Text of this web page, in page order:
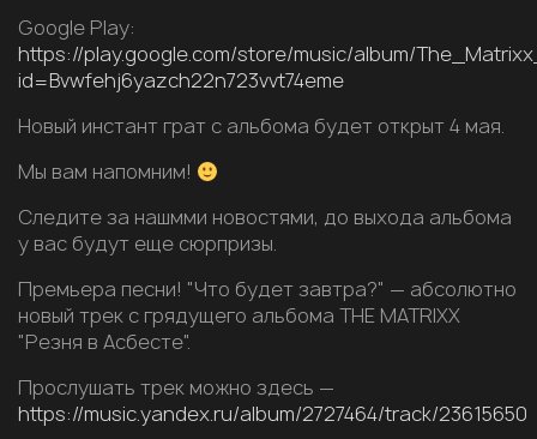
Google Play:
https://play.google.com/store/music/album/
id=Bvwfehj6yazch22n723vvt74eme
Новый инстант грат с альбома будет открыт 4 мая.
Мы вам напомним!
Следите за нашмми новостями, до выхода альбома
у вас будут еще сюрпризы.
Премьера песни! "Что будет завтра?" — абсолютно
новый трек с грядущего альбома THE MATRIXX
"Резня в Асбесте".
Прослушать трек можно здесь —
https://music.yandex.ru/album/2727464/track/23615650